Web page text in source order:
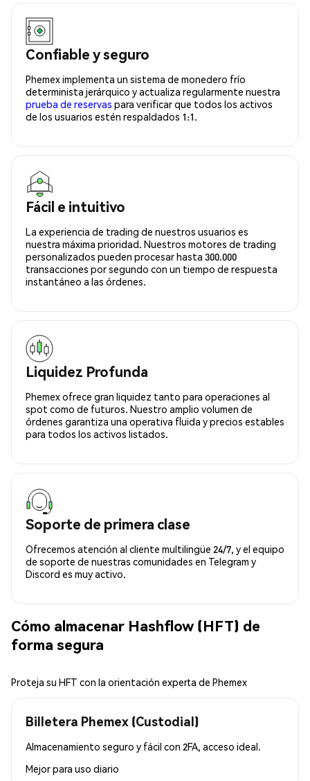
Confiable y seguro
Phemex implementa un sistema de monedero frío
determinista jerárquico y actualiza regularmente nuestra
prueba de reservas para verificar que todos los activos
de los usuarios estén respaldados 1:1.
Fácil e intuitivo
La experiencia de trading de nuestros usuarios es
nuestra máxima prioridad. Nuestros motores de trading
personalizados pueden procesar hasta 300.000
transacciones por segundo con un tiempo de respuesta
instantáneo a las órdenes.
Liquidez Profunda
Phemex ofrece gran liquidez tanto para operaciones al
spot como de futuros. Nuestro amplio volumen de
órdenes garantiza una operativa fluida y precios estables
para todos los activos listados.
Soporte de primera clase
Ofrecemos atención al cliente multilingüe 24/7, y el equipo
de soporte de nuestras comunidades en Telegram y
Discord es muy activo.
Cómo almacenar Hashflow (HFT) de
forma segura
Proteja su HFT con la orientación experta de Phemex
Billetera Phemex (Custodial)
Almacenamiento seguro y fácil con 2FA, acceso ideal.
Mejor para uso diario